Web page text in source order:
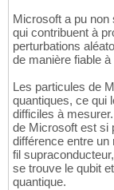
Microsoft a pu non
qui contribuent à
perturbations
de manière fiable
Les particules de
quantiques, ce qui
difficiles à
de Microsoft est si
différence entre un
fil
se trouve le qubit
quantique.